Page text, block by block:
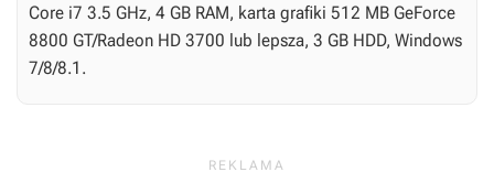
Core i7 3.5 GHz, 4 GB RAM, karta grafiki 512 MB GeForce
8800 GT/Radeon HD 3700 lub lepsza, 3 GB HDD, Windows
7/8/8.1.